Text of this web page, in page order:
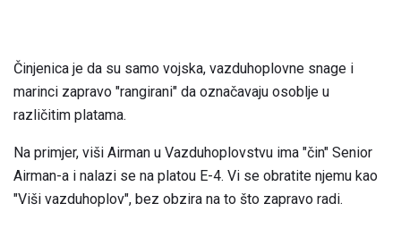
Činjenica je da su samo vojska, vazduhoplovne snage i
marinci zapravo "rangirani" da označavaju osoblje u
različitim platama.
Na primjer, viši Airman u Vazduhoplovstvu ima "čin" Senior
Airman-a i nalazi se na platou E-4. Vi se obratite njemu kao
"Viši vazduhoplov", bez obzira na to što zapravo radi.